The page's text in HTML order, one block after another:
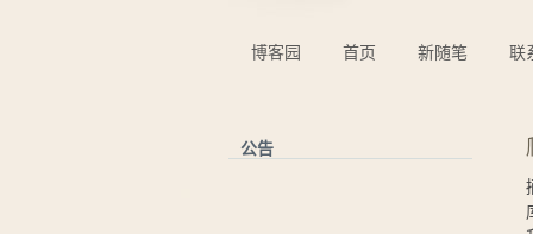
博客园 首页 新随笔 联
公告